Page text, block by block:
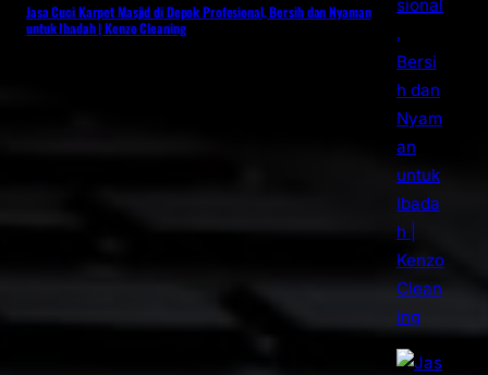
Jasa Cuci Karpet Masjid di Depok Profesional, Bersih dan Nyaman
untuk Ibadah | Kenzo Cleaning